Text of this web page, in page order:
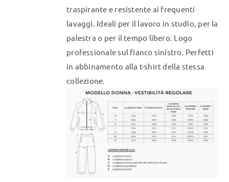
del
prodotto
traspirante e resistente ai frequenti
lavaggi. Ideali per il lavoro in studio, per la
palestra o per il tempo libero. Logo
professionale sul fianco sinistro. Perfetti
in abbinamento alla t-shirt della stessa
collezione.